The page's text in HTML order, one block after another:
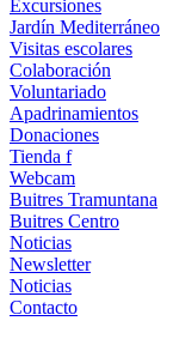
Excursiones
Jardín Mediterráneo
Visitas escolares
Colaboración
Voluntariado
Apadrinamientos
Donaciones
Tienda f
Webcam
Buitres Tramuntana
Buitres Centro
Noticias
Newsletter
Noticias
Contacto